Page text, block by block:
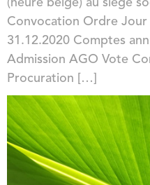
(heure belge) au siège
Convocation Ordre Jour
31.12.2020 Comptes
Admission AGO Vote
Procuration […]